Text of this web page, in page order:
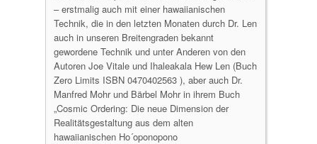
– erstmalig auch mit einer hawaiianischen
Technik, die in den letzten Monaten durch Dr. Len
auch in unseren Breitengraden bekannt
gewordene Technik und unter Anderen von den
Autoren Joe Vitale und Ihaleakala Hew Len (Buch
Zero Limits ISBN 0470402563 ), aber auch Dr.
Manfred Mohr und Bärbel Mohr in ihrem Buch
„Cosmic Ordering: Die neue Dimension der
Realitätsgestaltung aus dem alten
hawaiianischen Ho´oponopono